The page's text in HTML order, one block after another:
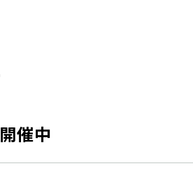
催中